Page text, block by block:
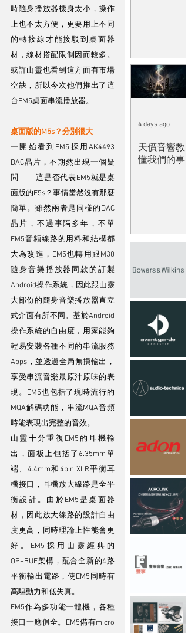
時隨身播放器機身太小，操作
上也不太方便，更要用上不同
的轉接線才能接駁到桌面器
材，線材搭配限制因而較多。
或許山靈也看到這方面有市場
空缺，所以今次他們推出了這
台EM5桌面串流播放器。
桌面版的M5s？分別很大
一開始看到EM5採用AK4493
DAC晶片，不期然出現一個疑
問 —— 這是否代表EM5就是桌
面版的E5s？事情當然沒有那麼
簡單。雖然兩者是同樣的DAC
晶片，不過事隔多年，不單
EM5音頻線路的用料和結構都
大為改進，EM5也轉用跟M30
隨身音樂播放器同款的訂製
Android操作系統，因此跟山靈
大部份的隨身音樂播放器直立
式介面有所不同。基於Android
操作系統的自由度，用家能夠
輕易安裝各種不同的串流服務
Apps，並透過全局無損輸出，
享受串流音樂最原汁原味的表
現。EM5也包括了現時流行的
MQA解碼功能，串流MQA音頻
時能表現出完整的音效。
山靈十分重視EM5的耳機輸
出，面板上包括了6.35mm單
端、4.4mm和4pin XLR平衡耳
機接口，耳機放大線路是全平
衡設計。由於EM5是桌面器
材，因此放大線路的設計自由
度更高，同時理論上性能會更
好。EM5採用山靈經典的
OP+BUF架構，配合全新的4路
平衡輸出電路，使EM5同時有
高驅動力和低失真。
EM5作為多功能一體機，各種
接口一應俱全。EM5備有micro
天價音響教
懂我們的事
4 days ago